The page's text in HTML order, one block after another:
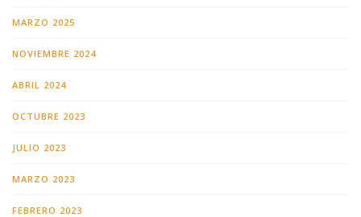
MARZO 2025
NOVIEMBRE 2024
ABRIL 2024
OCTUBRE 2023
JULIO 2023
MARZO 2023
FEBRERO 2023